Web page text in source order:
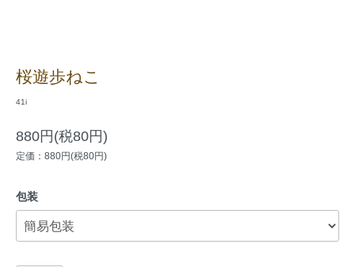
桜遊歩ねこ
41i
880円(税80円)
定価：880円(税80円)
包装